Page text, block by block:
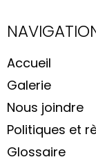
Accueil
Galerie
Nous joindre
Politiques et
Glossaire